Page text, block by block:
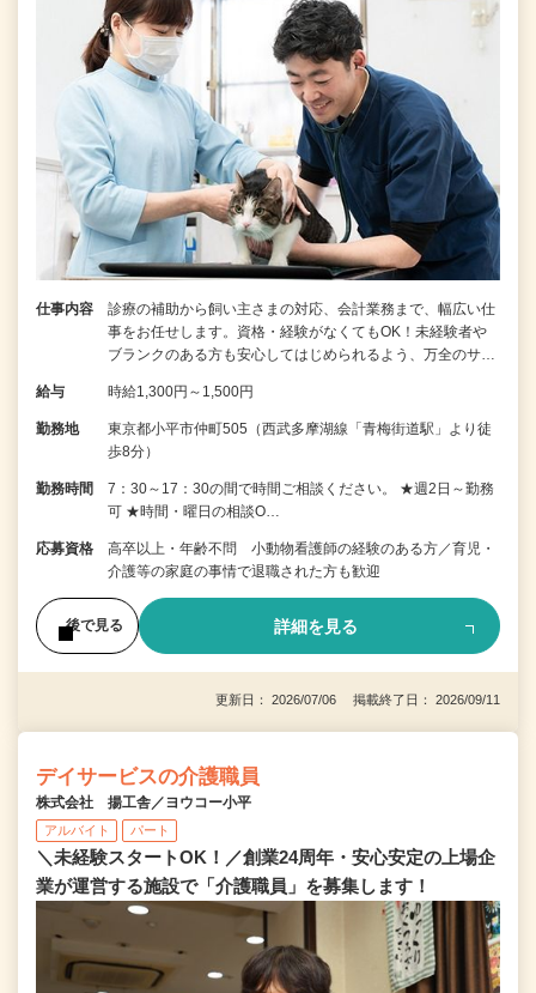
仕事内容
診療の補助から飼い主さまの対応、会計業務まで、幅広い仕
事をお任せします。資格・経験がなくてもOK！未経験者や
ブランクのある方も安心してはじめられるよう、万全のサ…
給与 時給1,300円～1,500円
勤務地
東京都小平市仲町505（西武多摩湖線「青梅街道駅」より徒
歩8分）
勤務時間
7：30～17：30の間で時間ご相談ください。 ★週2日～勤務
可 ★時間・曜日の相談O…
応募資格
高卒以上・年齢不問 小動物看護師の経験のある方／育児・
介護等の家庭の事情で退職された方も歓迎
後で見る 詳細を見る
更新日： 2026/07/06 掲載終了日： 2026/09/11
デイサービスの介護職員
株式会社 揚工舎／ヨウコー小平
アルバイト パート
＼未経験スタートOK！／創業24周年・安心安定の上場企
業が運営する施設で「介護職員」を募集します！